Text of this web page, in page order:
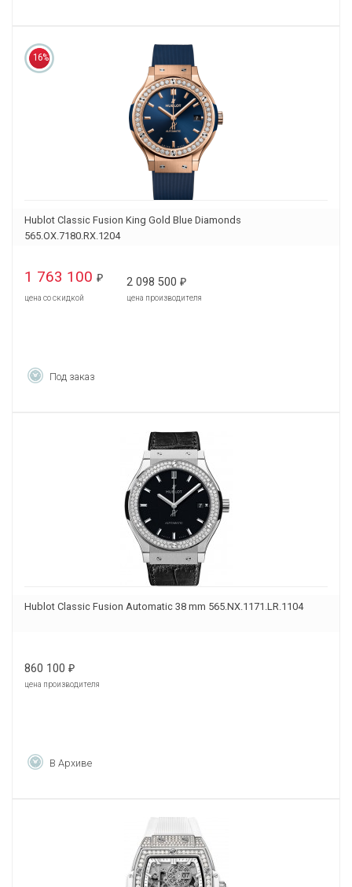
16%
Hublot Classic Fusion King Gold Blue Diamonds
565.OX.7180.RX.1204
1 763 100 ₽
цена со скидкой
2 098 500 ₽
цена производителя
Под заказ
Hublot Classic Fusion Automatic 38 mm 565.NX.1171.LR.1104
860 100 ₽
цена производителя
В Архиве